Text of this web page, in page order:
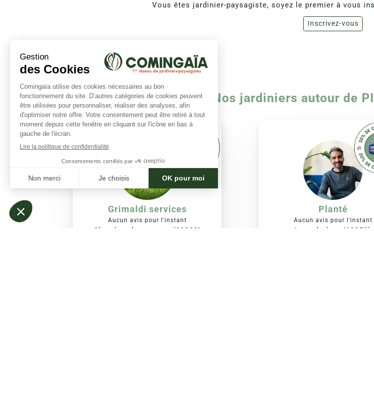
Vous êtes jardinier-paysagiste, soyez le premier à vous
Inscrivez-vous
Nos jardiniers autour de
Grimaldi services
Aucun avis pour l'instant
Charvieu chavagneux (38230)
Planté
Aucun avis pour l'instant
La mulatiere (69350)